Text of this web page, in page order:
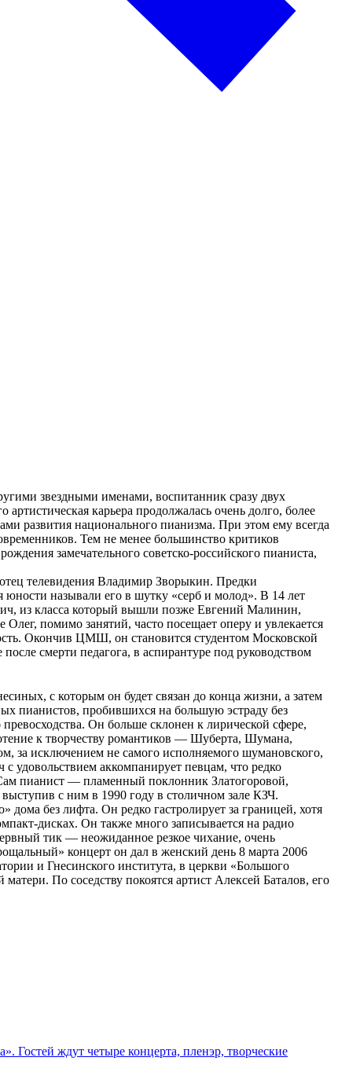
звездными именами, воспитанник сразу двух
карьера продолжалась очень долго, более
развития национального пианизма. При этом ему всегда
Тем не менее большинство критиков
замечательного советско-российского пианиста,
телевидения Владимир Зворыкин. Предки
юности называли его в шутку «серб и молод». В 14 лет
из класса который вышли позже Евгений Малинин,
помимо занятий, часто посещает оперу и увлекается
Окончив ЦМШ, он становится студентом Московской
смерти педагога, в аспирантуре под руководством
с которым он будет связан до конца жизни, а затем
пианистов, пробившихся на большую эстраду без
Он больше склонен к лирической сфере,
к творчеству романтиков — Шуберта, Шумана,
за исключением не самого исполняемого шумановского,
удовольствием аккомпанирует певцам, что редко
пианист — пламенный поклонник Златогоровой,
с ним в 1990 году в столичном зале КЗЧ.
без лифта. Он редко гастролирует за границей, хотя
дисках. Он также много записывается на радио
тик — неожиданное резкое чихание, очень
концерт он дал в женский день 8 марта 2006
и Гнесинского института, в церкви «Большого
По соседству покоятся артист Алексей Баталов, его
ждут четыре концерта, пленэр, творческие